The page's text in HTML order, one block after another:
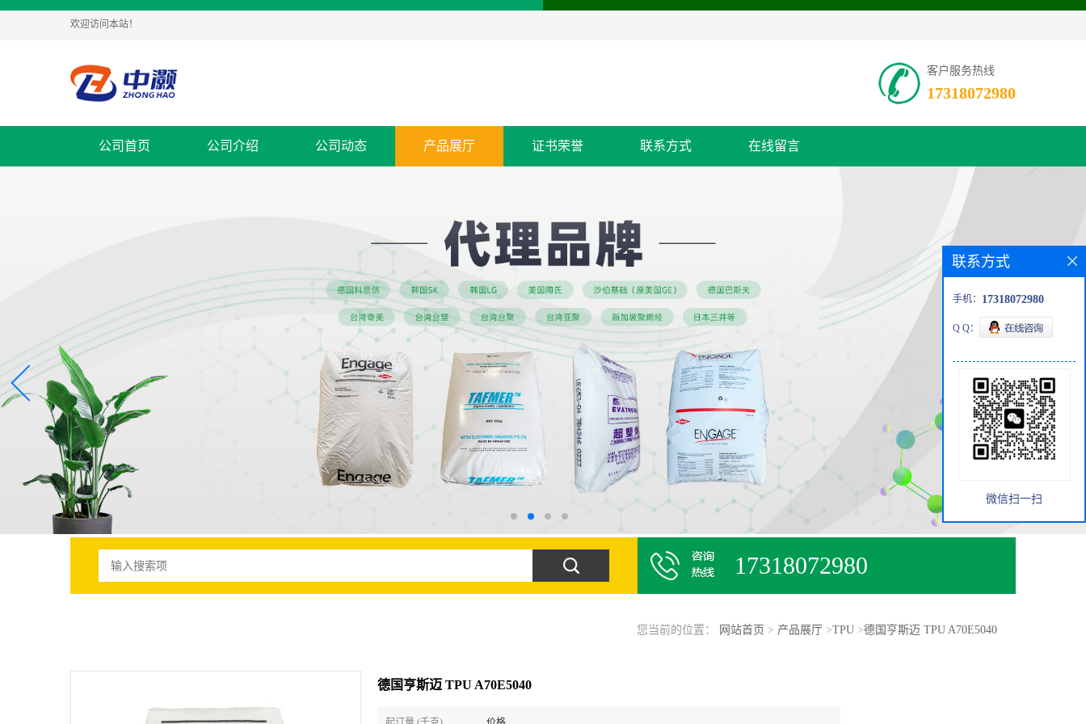
欢迎访问本站！
客户服务热线
17318072980
公司首页 公司介绍 公司动态 产品展厅 证书荣誉 联系方式 在线留言
17318072980
您当前的位置： 网站首页 > 产品展厅 >TPU>德国亨斯迈 TPU A70E5040
德国亨斯迈 TPU A70E5040
联系方式
手机： 17318072980
Q Q：
微信扫一扫